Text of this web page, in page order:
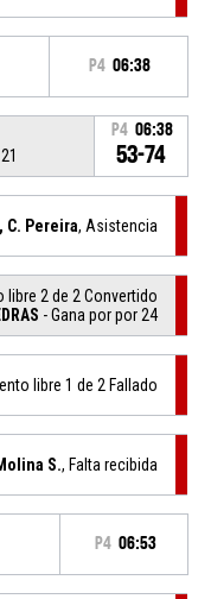
P4 06:38
P4 06:38
53-74
C. Pereira, Asistencia
libre 2 de 2 Convertido
- Gana por por 24
libre 1 de 2 Fallado
S., Falta recibida
P4 06:53